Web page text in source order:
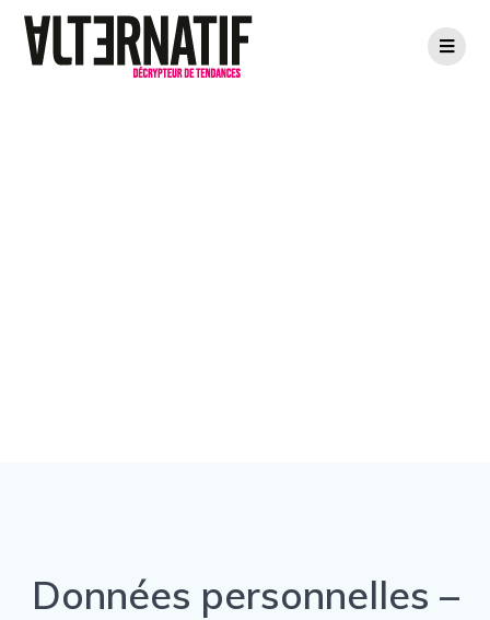
Passer
au
Données personnelles –